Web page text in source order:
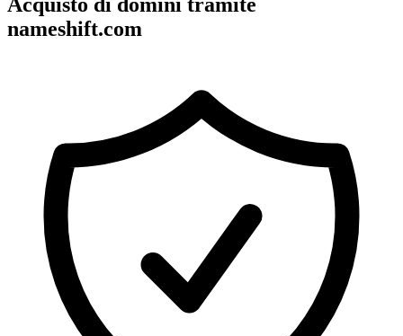
nameshift.com